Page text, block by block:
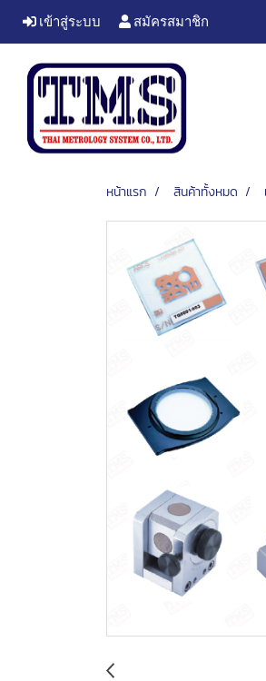
เข้าสู่ระบบ สมัครสมาชิก
หน้าแรก สินค้าทั้งหมด